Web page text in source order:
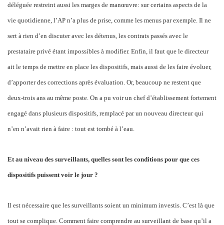
déléguée restreint aussi les marges de manœuvre: sur certains aspects de la
vie quotidienne, l’AP n’a plus de prise, comme les menus par exemple. Il ne
sert à rien d’en discuter avec les détenus, les contrats passés avec le
prestataire privé étant impossibles à modifier. Enfin, il faut que le directeur
ait le temps de mettre en place les dispositifs, mais aussi de les faire évoluer,
d’apporter des corrections après évaluation. Or, beaucoup ne restent que
deux-trois ans au même poste. On a pu voir un chef d’établissement fortement
engagé dans plusieurs dispositifs, remplacé par un nouveau directeur qui
n’en n’avait rien à faire : tout est tombé à l’eau.
Et au niveau des surveillants, quelles sont les conditions pour que ces
dispositifs puissent voir le jour ?
Il est nécessaire que les surveillants soient un minimum investis. C’est là que
tout se complique. Comment faire comprendre au surveillant de base qu’il a